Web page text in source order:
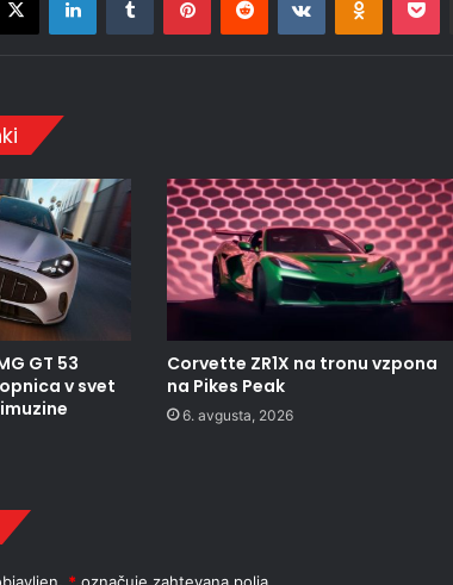
GT 53
v svet
Corvette ZR1X na tronu vzpona
na Pikes Peak
6. avgusta, 2026
* označuje zahtevana polja